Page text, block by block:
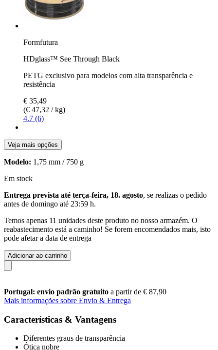
Formfutura
HDglass™ See Through Black
PETG exclusivo para modelos com alta transparência e
resistência
€ 35,49
(€ 47,32 / kg)
4.7 (6)
Veja mais opções
Modelo: 1,75 mm / 750 g
Em stock
Entrega prevista até terça-feira, 18. agosto, se realizas o pedido
antes de domingo até 23:59 h.
Temos apenas 11 unidades deste produto no nosso armazém. O
reabastecimento está a caminho! Se forem encomendados mais, isto
pode afetar a data de entrega
Adicionar ao carrinho
Portugal: envio padrão gratuito a partir de € 87,90
Mais informações sobre Envio & Entrega
Características & Vantagens
Diferentes graus de transparência
Ótica nobre